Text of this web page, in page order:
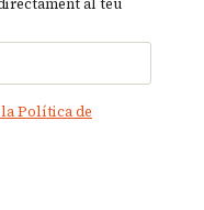
Política de